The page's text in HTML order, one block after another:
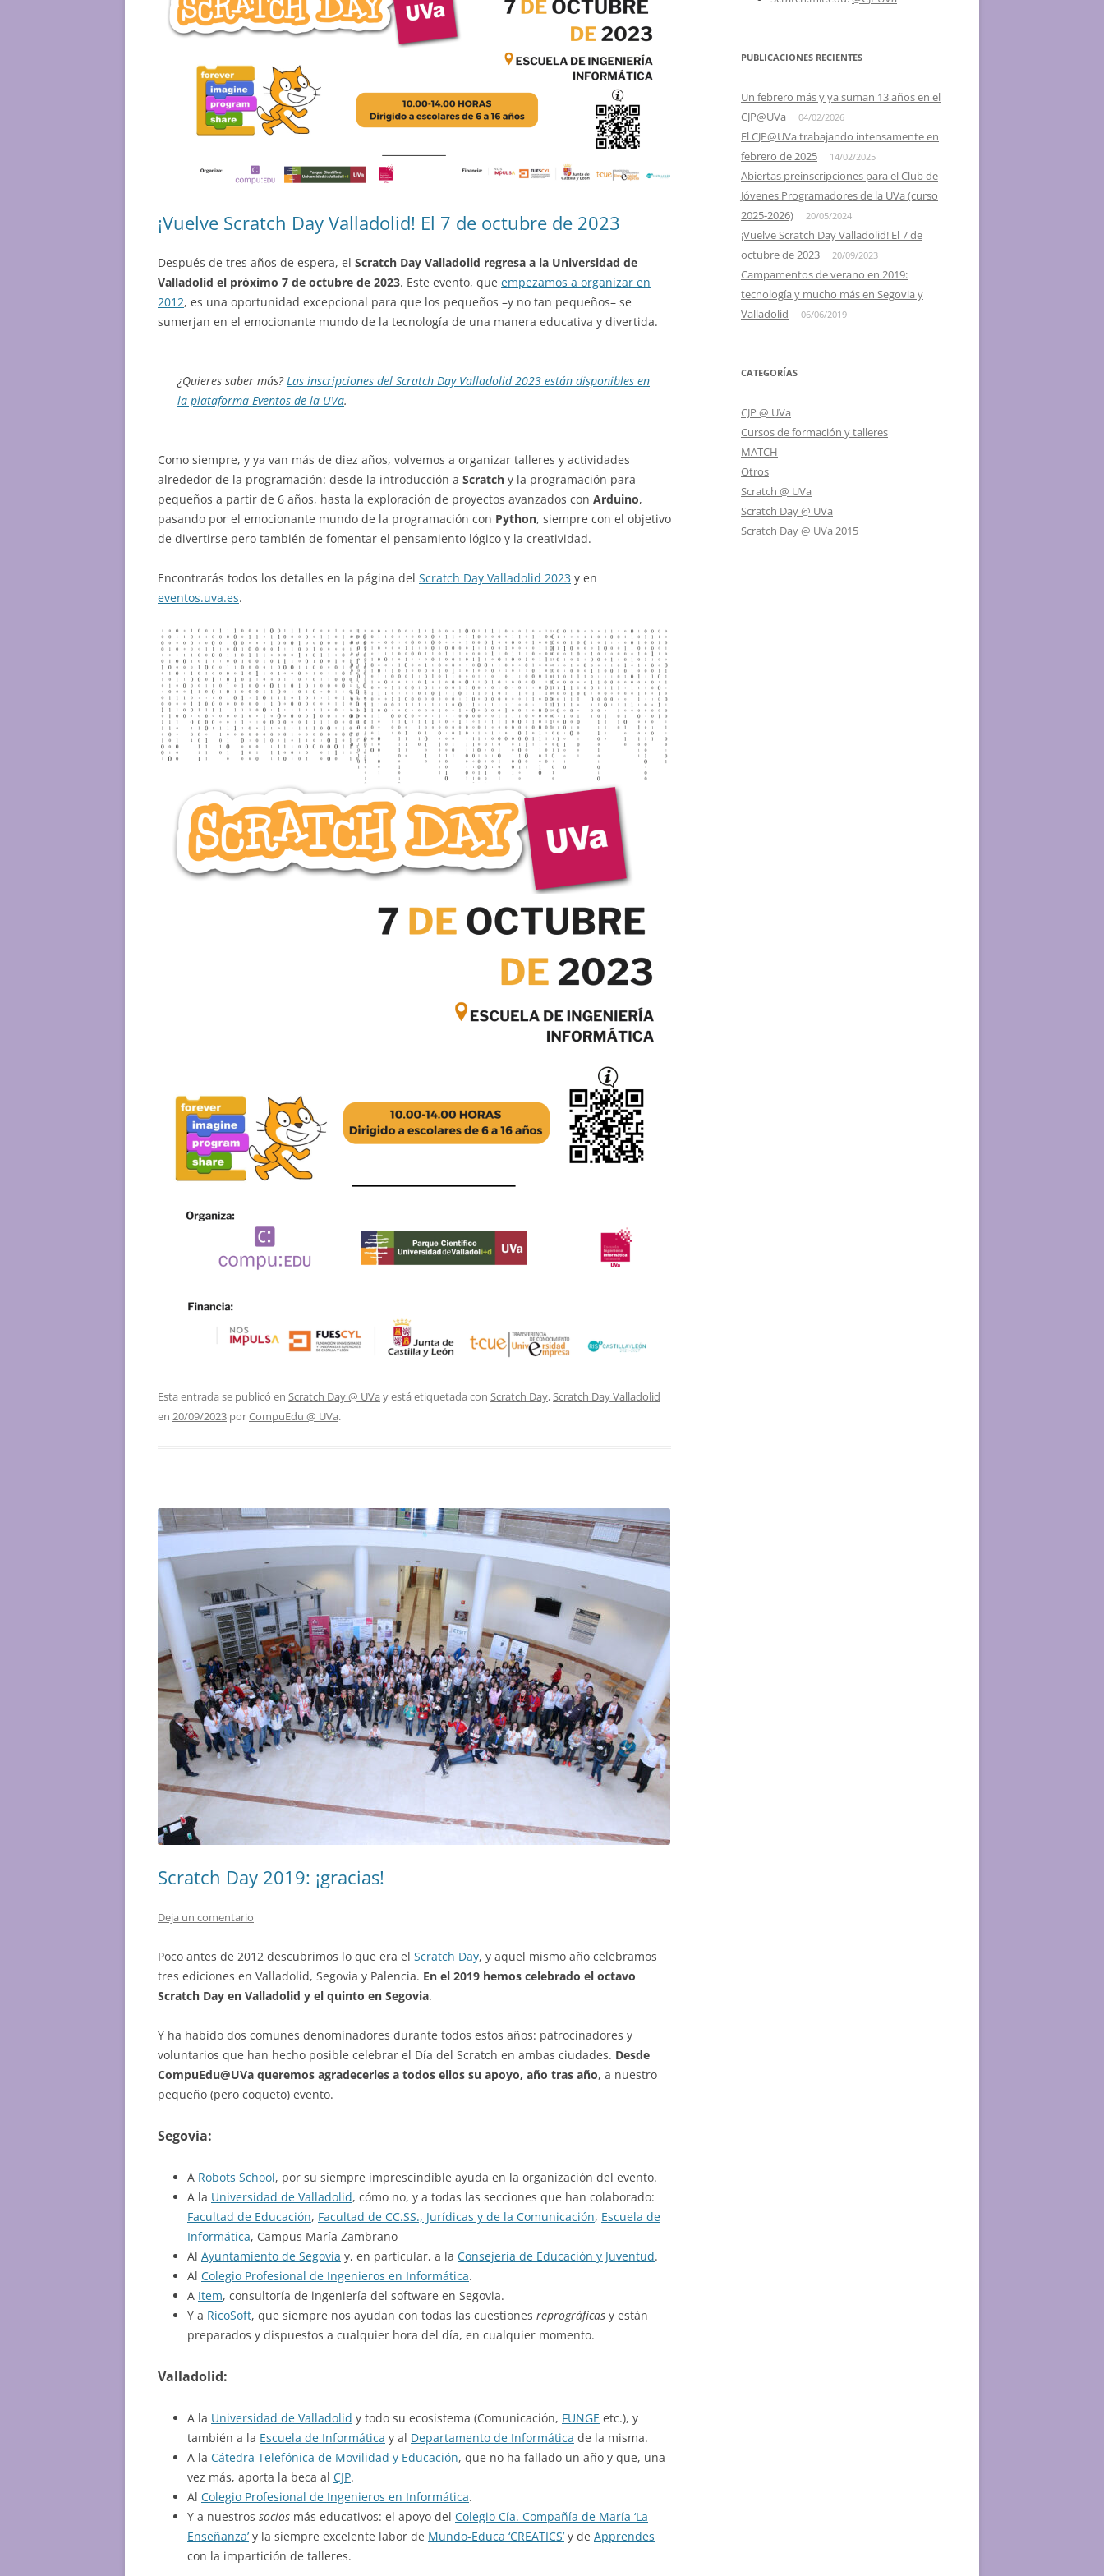
VALLADOLID, EL 24 DE MAYO
2013 – II SCRATCH DAY
VALLADOLID, EL 18 DE MAYO
VALLADOLID, 26 DE MAYO
2012 – I SCRATCH DAY SEGOVIA Y
PALENCIA
¡Vuelve Scratch Day Valladolid! El 7 de octubre de 2023
Después de tres años de espera, el Scratch Day Valladolid regresa a la Universidad de
Valladolid el próximo 7 de octubre de 2023. Este evento, que empezamos a organizar en
2012, es una oportunidad excepcional para que los pequeños –y no tan pequeños– se
sumerjan en el emocionante mundo de la tecnología de una manera educativa y divertida.
¿Quieres saber más?Las inscripciones del Scratch Day Valladolid 2023 están disponibles en
la plataforma Eventos de la UVa.
Como siempre, y ya van más de diez años, volvemos a organizar talleres y actividades
alrededor de la programación: desde la introducción a Scratch y la programación para
pequeños a partir de 6 años, hasta la exploración de proyectos avanzados con Arduino,
pasando por el emocionante mundo de la programación con Python, siempre con el objetivo
de divertirse pero también de fomentar el pensamiento lógico y la creatividad.
Encontrarás todos los detalles en la página del Scratch Day Valladolid 2023 y en
eventos.uva.es.
Esta entrada se publicó en Scratch Day @ UVa y está etiquetada con Scratch Day,Scratch Day Valladolid
en 20/09/2023 porCompuEdu @ UVa.
Scratch Day 2019: ¡gracias!
Deja un comentario
Poco antes de 2012 descubrimos lo que era el Scratch Day, y aquel mismo año celebramos
tres ediciones en Valladolid, Segovia y Palencia. En el 2019 hemos celebrado el octavo
Scratch Day en Valladolid y el quinto en Segovia.
Y ha habido dos comunes denominadores durante todos estos años: patrocinadores y
voluntarios que han hecho posible celebrar el Día del Scratch en ambas ciudades. Desde
CompuEdu@UVa queremos agradecerles a todos ellos su apoyo, año tras año, a nuestro
pequeño (pero coqueto) evento.
Segovia:
A Robots School, por su siempre imprescindible ayuda en la organización del evento.
A la Universidad de Valladolid, cómo no, y a todas las secciones que han colaborado:
Facultad de Educación, Facultad de CC.SS., Jurídicas y de la Comunicación, Escuela de
Informática, Campus María Zambrano
Al Ayuntamiento de Segovia y, en particular, a la Consejería de Educación y Juventud.
Al Colegio Profesional de Ingenieros en Informática.
A Item, consultoría de ingeniería del software en Segovia.
Y a RicoSoft, que siempre nos ayudan con todas las cuestiones reprográficas y están
preparados y dispuestos a cualquier hora del día, en cualquier momento.
Valladolid:
A la Universidad de Valladolid y todo su ecosistema (Comunicación, FUNGE etc.), y
también a la Escuela de Informática y al Departamento de Informática de la misma.
A la Cátedra Telefónica de Movilidad y Educación, que no ha fallado un año y que, una
vez más, aporta la beca al CJP.
Al Colegio Profesional de Ingenieros en Informática.
Y a nuestros socios más educativos: el apoyo del Colegio Cía. Compañía de María ‘La
Enseñanza’ y la siempre excelente labor de Mundo-Educa ‘CREATICS’ y de Apprendes
con la impartición de talleres.
PUBLICACIONES RECIENTES
Un febrero más y ya suman 13 años en el
CJP@UVa
04/02/2026
El CJP@UVa trabajando intensamente en
febrero de 2025
14/02/2025
Abiertas preinscripciones para el Club de
Jóvenes Programadores de la UVa (curso
2025-2026)
20/05/2024
¡Vuelve Scratch Day Valladolid! El 7 de
octubre de 2023
20/09/2023
Campamentos de verano en 2019:
tecnología y mucho más en Segovia y
Valladolid
06/06/2019
CATEGORÍAS
CJP @ UVa
Cursos de formación y talleres
MATCH
Otros
Scratch @ UVa
Scratch Day @ UVa
Scratch Day @ UVa 2015